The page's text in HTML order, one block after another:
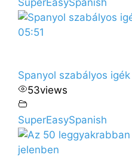
SuperEasySpanish
05:51
Spanyol szabályos
53views
SuperEasySpanish